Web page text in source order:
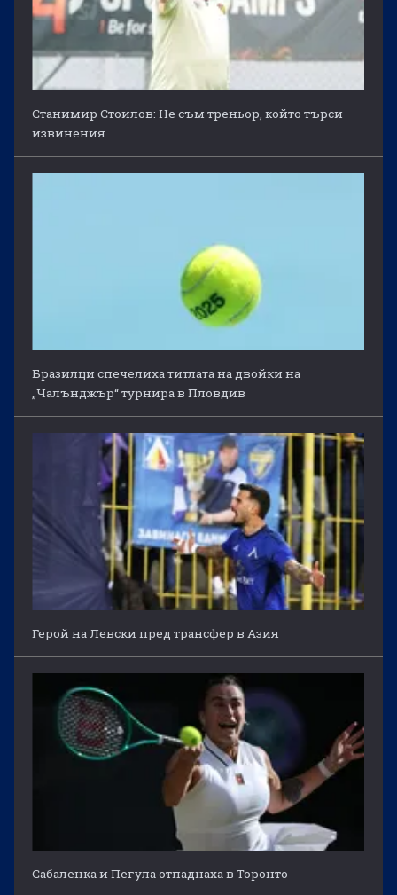
Станимир Стоилов: Не съм треньор, който търси
извинения
Бразилци спечелиха титлата на двойки на
„Чалънджър“ турнира в Пловдив
Герой на Левски пред трансфер в Азия
Сабаленка и Пегула отпаднаха в Торонто